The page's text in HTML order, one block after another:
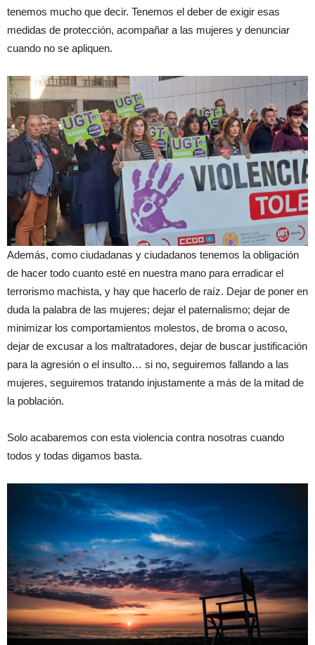
tenemos mucho que decir. Tenemos el deber de exigir esas
medidas de protección, acompañar a las mujeres y denunciar
cuando no se apliquen.
Además, como ciudadanas y ciudadanos tenemos la obligación
de hacer todo cuanto esté en nuestra mano para erradicar el
terrorismo machista, y hay que hacerlo de raíz. Dejar de poner en
duda la palabra de las mujeres; dejar el paternalismo; dejar de
minimizar los comportamientos molestos, de broma o acoso,
dejar de excusar a los maltratadores, dejar de buscar justificación
para la agresión o el insulto… si no, seguiremos fallando a las
mujeres, seguiremos tratando injustamente a más de la mitad de
la población.
Solo acabaremos con esta violencia contra nosotras cuando
todos y todas digamos basta.